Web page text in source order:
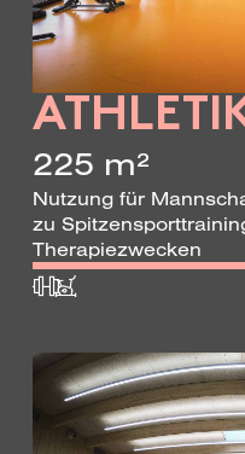
225 m²
Nutzung für
zu
Therapiezwecken